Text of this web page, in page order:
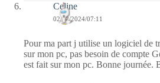
Celine
02/12/2024/07:11
Pour ma part j utilise un logiciel de
sur mon pc, pas besoin de compte
est fait sur mon pc. Bonne journée.